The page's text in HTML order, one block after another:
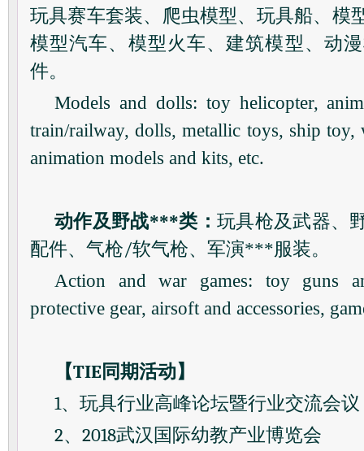
玩具赛车套装、爬虫模型、玩具船、模
模型汽车、模型火车、建筑模型、动
件。
Models and dolls: toy helicopter,
train/railway, dolls, metallic toys, ship toy,
animation models and kits, etc.
动作及野战***类： 玩具枪及武器、
配件、气枪/软气枪、军演***服装。
Action and war games: toy guns
protective gear, airsoft and accessories,
【TIE同期活动】
1、玩具行业高峰论坛暨行业交流会议
2、 2018武汉国际幼教产业博览会